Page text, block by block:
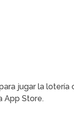
jugar la lotería
App Store.